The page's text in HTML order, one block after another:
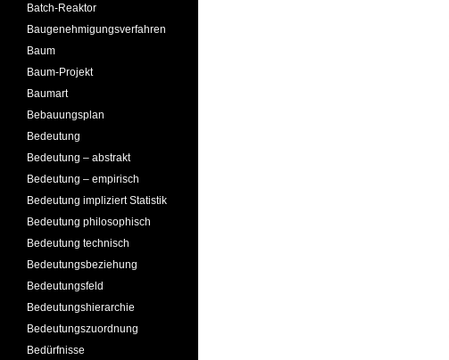
Batch-Reaktor
Baugenehmigungsverfahren
Baum
Baum-Projekt
Baumart
Bebauungsplan
Bedeutung
Bedeutung – abstrakt
Bedeutung – empirisch
Bedeutung impliziert Statistik
Bedeutung philosophisch
Bedeutung technisch
Bedeutungsbeziehung
Bedeutungsfeld
Bedeutungshierarchie
Bedeutungszuordnung
Bedürfnisse